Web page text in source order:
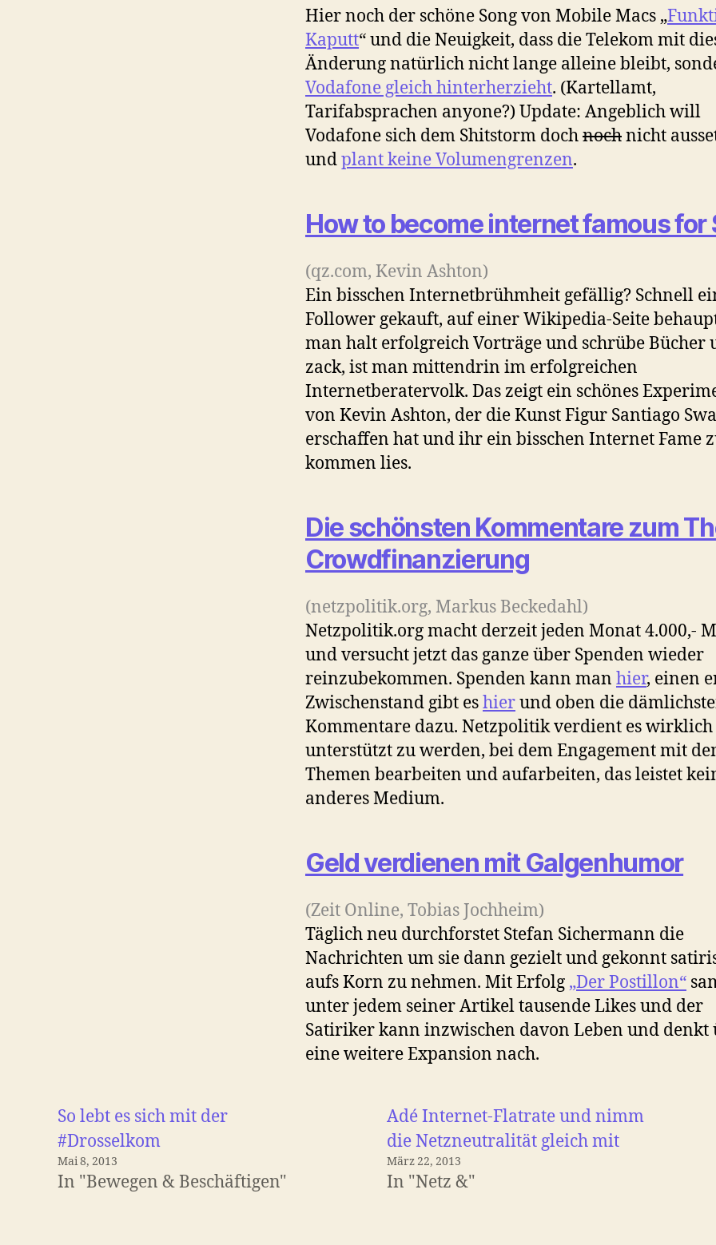
Hier noch der schöne Song von Mobile Macs „
Kaputt“ und die Neuigkeit, dass die Telekom mit
Änderung natürlich nicht lange alleine bleibt,
Vodafone gleich hinterherzieht. (Kartellamt,
Tarifabsprachen anyone?) Update: Angeblich will
Vodafone sich dem Shitstorm dochnochnicht
undplant keine Volumengrenzen.
How to become internet famous for
(qz.com, Kevin Ashton)
Ein bisschen Internetbrühmheit gefällig? Schnell
Follower gekauft, auf einer Wikipedia-Seite
man halt erfolgreich Vorträge und schrübe Bücher
zack, ist man mittendrin im erfolgreichen
Internetberatervolk. Das zeigt ein schönes
von Kevin Ashton, der die Kunst Figur Santiago
erschaffen hat und ihr ein bisschen Internet Fame
kommen lies.
Die schönsten Kommentare zum
Crowdfinanzierung
(netzpolitik.org, Markus Beckedahl)
Netzpolitik.org macht derzeit jeden Monat 4.000,-
und versucht jetzt das ganze über Spenden wieder
reinzubekommen. Spenden kann man hier, einen
Zwischenstand gibt eshierund oben die
Kommentare dazu. Netzpolitik verdient es wirklich
unterstützt zu werden, bei dem Engagement mit
Themen bearbeiten und aufarbeiten, das leistet
anderes Medium.
Geld verdienen mit Galgenhumor
(Zeit Online, Tobias Jochheim)
Täglich neu durchforstet Stefan Sichermann die
Nachrichten um sie dann gezielt und gekonnt
aufs Korn zu nehmen. Mit Erfolg „Der Postillon“
unter jedem seiner Artikel tausende Likes und der
Satiriker kann inzwischen davon Leben und denkt
eine weitere Expansion nach.
So lebt es sich mit der
#Drosselkom
Mai 8, 2013
In "Bewegen & Beschäftigen"
Adé Internet-Flatrate und nimm
die Netzneutralität gleich mit
März 22, 2013
In "Netz &"